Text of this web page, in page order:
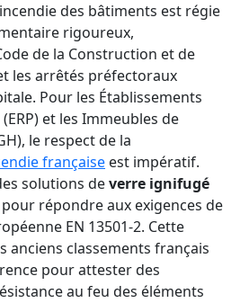
des bâtiments est régie
rigoureux,
de la Construction et de
les arrêtés préfectoraux
Pour les Établissements
et les Immeubles de
le respect de la
française est impératif.
solutions deverre ignifugé
répondre aux exigences de
EN 13501-2. Cette
anciens classements français
pour attester des
au feu des éléments